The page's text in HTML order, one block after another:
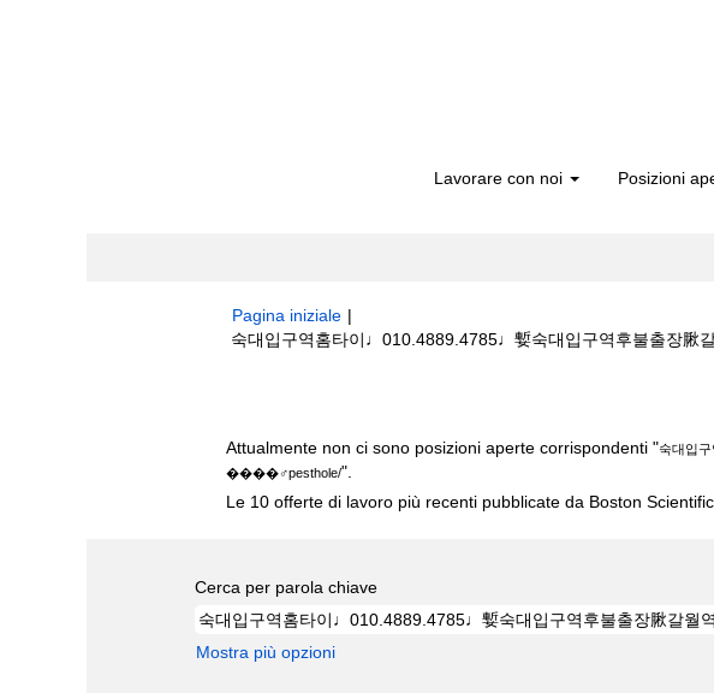
Lavorare con noi Posizioni
Pagina iniziale |
숙대입구역홈타이♩010.4889.4785♩㜞숙대입구역후불출장
Attualmente non ci sono posizioni aperte corrispondenti "숙대입
����‍♂️pesthole/".
Le 10 offerte di lavoro più recenti pubblicate da Boston
Cerca per parola chiave
Mostra più opzioni